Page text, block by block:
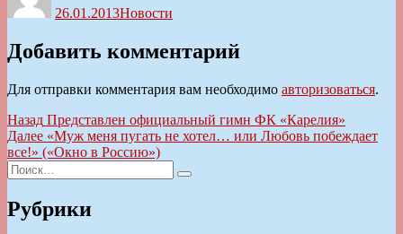
26.01.2013Новости
Добавить комментарий
Для отправки комментария вам необходимо авторизоваться.
Навигация
по
записям
Назад Предыдущая
запись:
Представлен официальный гимн ФК «Карелия»
Далее Следующая
запись:
«Муж меня пугать не хотел… или Любовь побеждает
все!» («Окно в Россию»)
Искать:
Поиск
Рубрики